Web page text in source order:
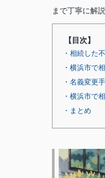
まで丁寧に解
【目次】
・相続した
・横浜市で
・名義変更
・横浜市で
・まとめ